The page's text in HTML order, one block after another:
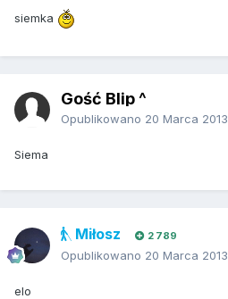
siemka
Gość Blip ^
Opublikowano 20 Marca 2013
Siema
Miłosz 2 789
Opublikowano 20 Marca 2013
elo